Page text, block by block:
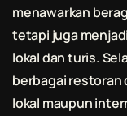
menawarkan
tetapi juga
lokal dan turis.
berbagai restoran
lokal maupun